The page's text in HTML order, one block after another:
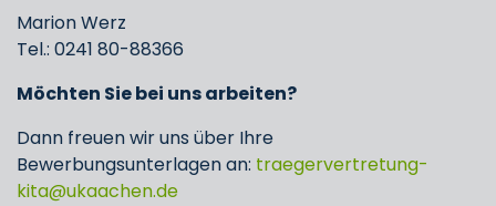
Marion Werz
Tel.: 0241 80-88366
Möchten Sie bei uns arbeiten?
Dann freuen wir uns über Ihre
Bewerbungsunterlagen an: traegervertretung-
kita
ukaachende